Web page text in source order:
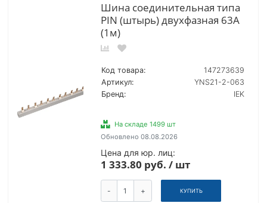
Шина соединительная типа
PIN (штырь) двухфазная 63А
(1м)
Код товара:
147273639
Артикул:
YNS21-2-063
Бренд:
IEK
На складе 1499 шт
Обновлено 08.08.2026
Цена для юр. лиц:
1 333.80 руб. / шт
- + КУПИТЬ